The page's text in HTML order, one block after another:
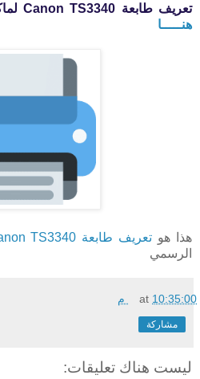
تعريف طابعة Canon TS3340 لماكنتوش Mac OS
هنـــــا
هذا هو تعريف طابعة Canon TS3340
الرسمي
at 10:35:00 م
مشاركة
ليست هناك تعليقات: